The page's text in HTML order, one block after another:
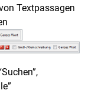
Textpassagen